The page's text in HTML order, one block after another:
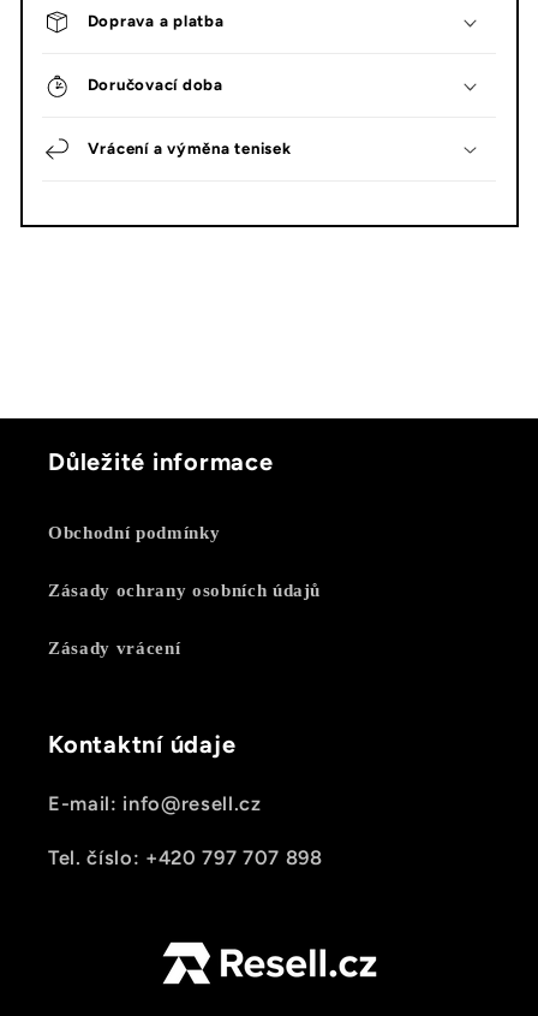
Doprava a platba
Doručovací doba
Vrácení a výměna tenisek
Důležité informace
Obchodní podmínky
Zásady ochrany osobních údajů
Zásady vrácení
Kontaktní údaje
E-mail: info@resell.cz
Tel. číslo: +420 797 707 898